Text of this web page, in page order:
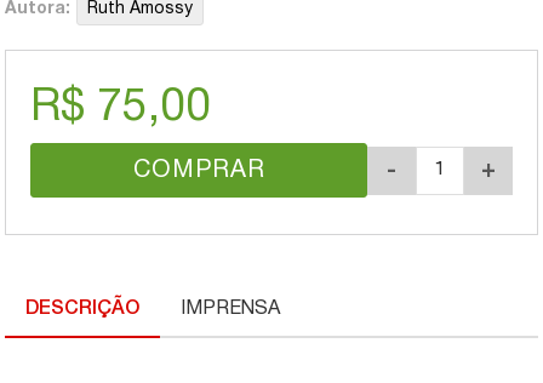
Autora: Ruth Amossy
R$ 75,00
COMPRAR - +
DESCRIÇÃO IMPRENSA